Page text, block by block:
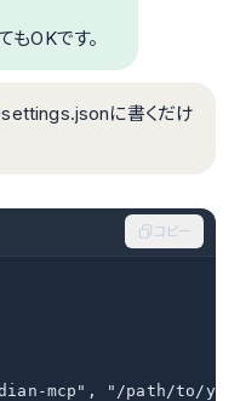
OKです。
に書くだけ
コピー
mcp", "/path/to/